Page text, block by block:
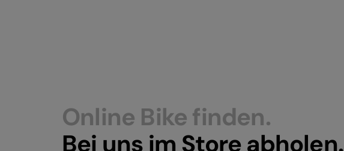
Online Bike finden.
Bei uns im Store abholen.